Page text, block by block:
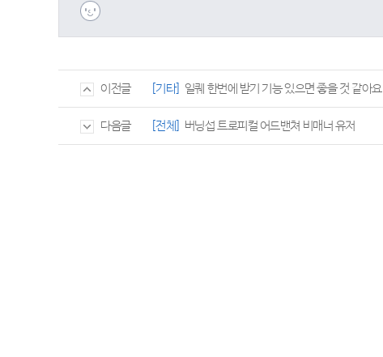
이전글 [기타] 일퀘 한번에 받기 기능 있으면 좋을 것 같아요
다음글 [전체] 버닝섭 트로피컬 어드밴쳐 비매너 유저